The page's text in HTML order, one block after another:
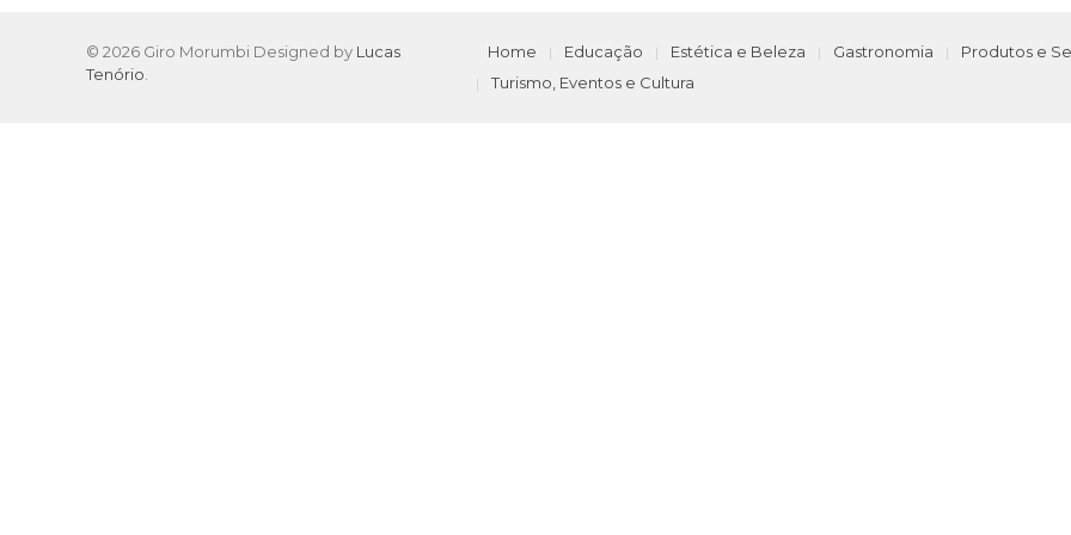
© 2026 Giro Morumbi Designed by Lucas
Tenório
Home Educação Estética e Beleza Gastronomia Produtos e
Turismo, Eventos e Cultura